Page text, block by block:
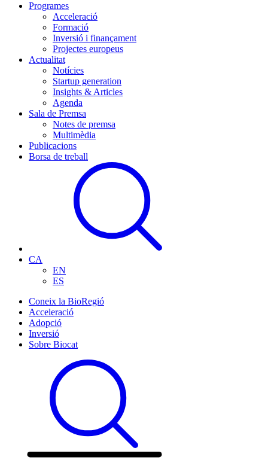
Programes
Acceleració
Formació
Inversió i finançament
Projectes europeus
Actualitat
Notícies
Startup generation
Insights & Articles
Agenda
Sala de Premsa
Notes de premsa
Multimèdia
Publicacions
Borsa de treball
CA
EN
ES
Coneix la BioRegió
Acceleració
Adopció
Inversió
Sobre Biocat